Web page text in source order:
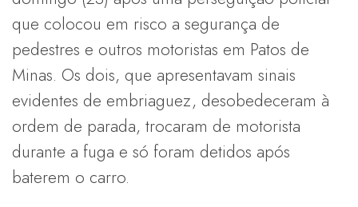
que colocou em risco a segurança de
pedestres e outros motoristas em Patos de
Minas. Os dois, que apresentavam sinais
evidentes de embriaguez, desobedeceram à
ordem de parada, trocaram de motorista
durante a fuga e só foram detidos após
baterem o carro.